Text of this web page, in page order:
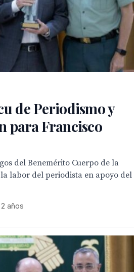
de Periodismo y
para Francisco
del Benemérito Cuerpo de la
labor del periodista en apoyo del
años